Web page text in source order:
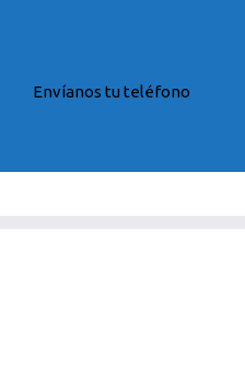
Envíanos tu teléfono